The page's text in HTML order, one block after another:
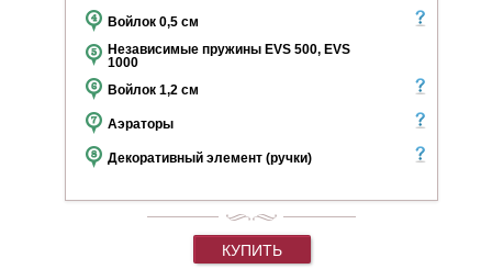
Войлок 0,5 см
Независимые пружины EVS 500, EVS
1000
Войлок 1,2 см
Аэраторы
Декоративный элемент (ручки)
КУПИТЬ